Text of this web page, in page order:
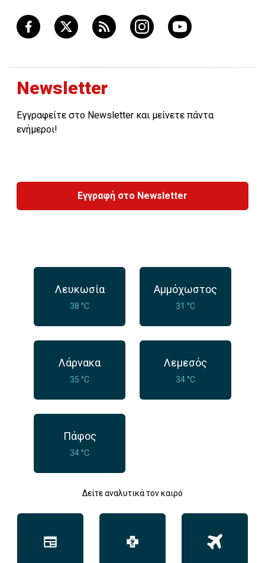
Newsletter
Εγγραφείτε στο Newsletter και μείνετε πάντα
ενήμεροι!
Εγγραφή στο Newsletter
Λευκωσία
38 °C
Αμμόχωστος
31 °C
Λάρνακα
35 °C
Λεμεσός
34 °C
Πάφος
34 °C
Δείτε αναλυτικά τον καιρό